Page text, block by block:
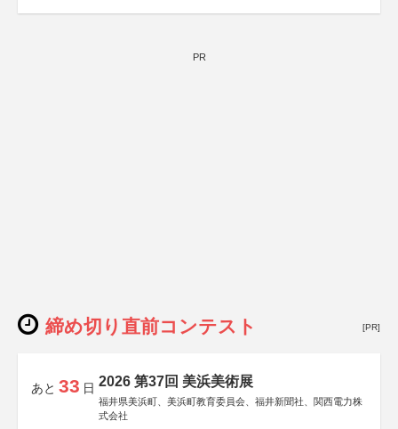
PR
締め切り直前コンテスト [PR]
あと 33 日 2026 第37回 美浜美術展
福井県美浜町、美浜町教育委員会、福井新聞社、関西電力株
式会社